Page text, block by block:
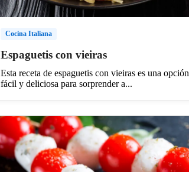
Cocina Italiana
Espaguetis con vieiras
Esta receta de espaguetis con vieiras es una opción
fácil y deliciosa para sorprender a...